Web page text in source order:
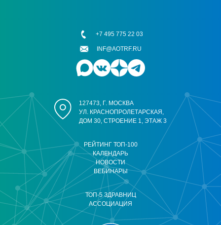
РЕЙТИНГ ТОП-100
КАЛЕНДАРЬ
НОВОСТИ
ВЕБИНАРЫ
ТОП-5 ЗДРАВНИЦ
АССОЦИАЦИЯ
127473, Г. МОСКВА
УЛ. КРАСНОПРОЛЕТАРСКАЯ,
ДОМ 30, СТРОЕНИЕ 1, ЭТАЖ 3
+7 495 775 22 03
INF@AOTRF.RU